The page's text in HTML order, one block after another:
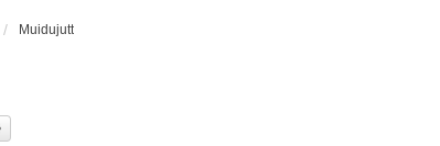
Muidujutt